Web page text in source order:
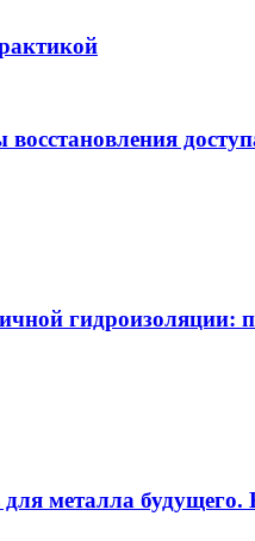
гидроизоляции:
металла